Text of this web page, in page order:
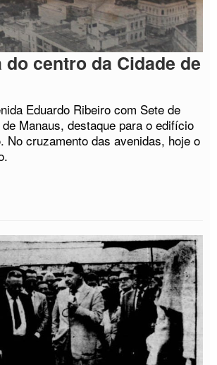
do centro da Cidade de
Eduardo Ribeiro com Sete de
Manaus, destaque para o edifício
No cruzamento das avenidas, hoje o